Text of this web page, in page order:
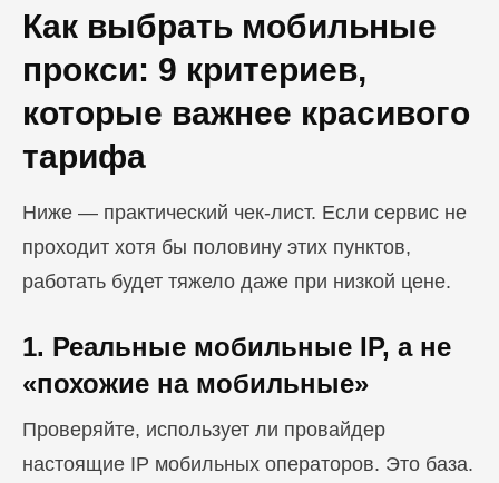
Как выбрать мобильные
прокси: 9 критериев,
которые важнее красивого
тарифа
Ниже — практический чек-лист. Если сервис не
проходит хотя бы половину этих пунктов,
работать будет тяжело даже при низкой цене.
1. Реальные мобильные IP, а не
«похожие на мобильные»
Проверяйте, использует ли провайдер
настоящие IP мобильных операторов. Это база.